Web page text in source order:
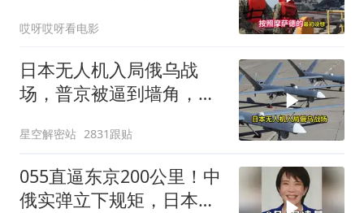
哎呀哎呀看电影
日本无人机入局俄乌战
场，普京被逼到墙角，这
星空解密站 2831跟贴
055直逼东京200公里！中
俄实弹立下规矩，日本除